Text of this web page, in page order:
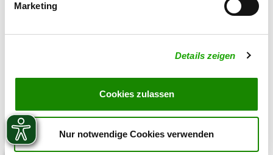
Marketing
Details zeigen
Cookies zulassen
Nur notwendige Cookies verwenden